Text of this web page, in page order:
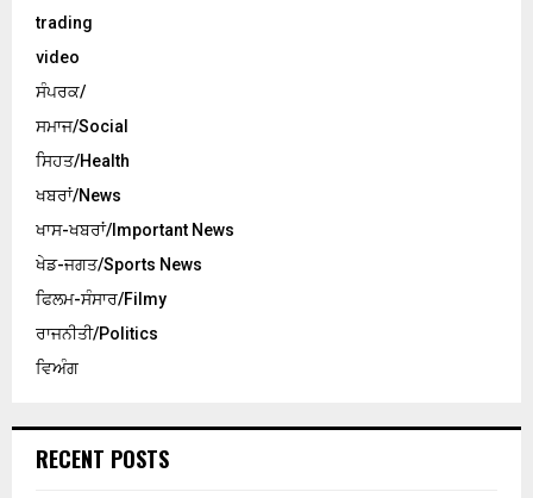
trading
video
ਸੰਪਰਕ/
ਸਮਾਜ/Social
ਸਿਹਤ/Health
ਖਬਰਾਂ/News
ਖਾਸ-ਖਬਰਾਂ/Important News
ਖੇਡ-ਜਗਤ/Sports News
ਫਿਲਮ-ਸੰਸਾਰ/Filmy
ਰਾਜਨੀਤੀ/Politics
ਵਿਅੰਗ
RECENT POSTS